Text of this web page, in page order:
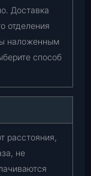
Доставка
отделения
наложенным
способ
расстояния,
не